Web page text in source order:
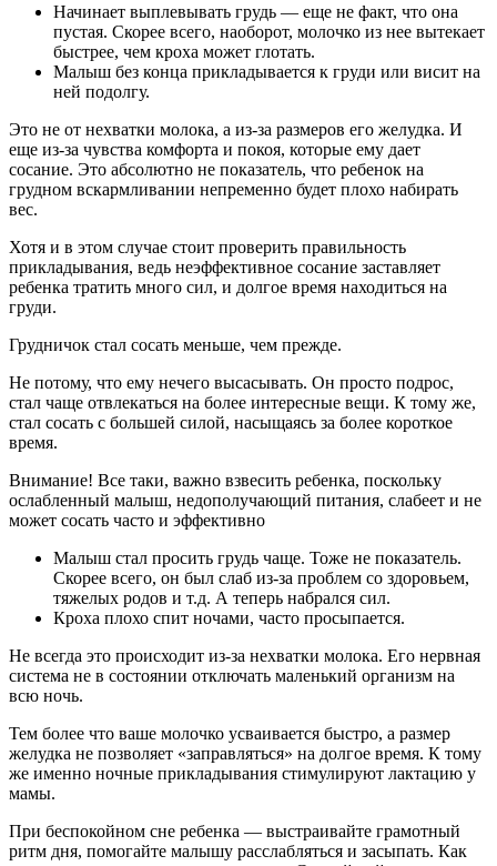
Начинает выплевывать грудь — еще не факт, что она
пустая. Скорее всего, наоборот, молочко из нее вытекает
быстрее, чем кроха может глотать.
Малыш без конца прикладывается к груди или висит на
ней подолгу.
Это не от нехватки молока, а из-за размеров его желудка. И
еще из-за чувства комфорта и покоя, которые ему дает
сосание. Это абсолютно не показатель, что ребенок на
грудном вскармливании непременно будет плохо набирать
вес.
Хотя и в этом случае стоит проверить правильность
прикладывания, ведь неэффективное сосание заставляет
ребенка тратить много сил, и долгое время находиться на
груди.
Грудничок стал сосать меньше, чем прежде.
Не потому, что ему нечего высасывать. Он просто подрос,
стал чаще отвлекаться на более интересные вещи. К тому же,
стал сосать с большей силой, насыщаясь за более короткое
время.
Внимание! Все таки, важно взвесить ребенка, поскольку
ослабленный малыш, недополучающий питания, слабеет и не
может сосать часто и эффективно
Малыш стал просить грудь чаще. Тоже не показатель.
Скорее всего, он был слаб из-за проблем со здоровьем,
тяжелых родов и т.д. А теперь набрался сил.
Кроха плохо спит ночами, часто просыпается.
Не всегда это происходит из-за нехватки молока. Его нервная
система не в состоянии отключать маленький организм на
всю ночь.
Тем более что ваше молочко усваивается быстро, а размер
желудка не позволяет «заправляться» на долгое время. К тому
же именно ночные прикладывания стимулируют лактацию у
мамы.
При беспокойном сне ребенка — выстраивайте грамотный
ритм дня, помогайте малышу расслабляться и засыпать. Как